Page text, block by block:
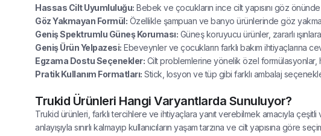
Hassas Cilt Uyumluluğu: Bebek ve çocukların ince cilt yapısını göz
Göz Yakmayan Formül: Özellikle şampuan ve banyo ürünlerinde göz
Geniş Spektrumlu Güneş Koruması: Güneş koruyucu ürünler, zararlı
Geniş Ürün Yelpazesi: Ebeveynler ve çocukların farklı bakım ihtiyaçlarına
Egzama Dostu Seçenekler: Cilt problemlerine yönelik özel
Pratik Kullanım Formatları: Stick, losyon ve tüp gibi farklı ambalaj
Trukid Ürünleri Hangi Varyantlarda Sunuluyor?
Trukid ürünleri, farklı tercihlere ve ihtiyaçlara yanıt verebilmek amacıyla
anlayışıyla sınırlı kalmayıp kullanıcıların yaşam tarzına ve cilt yapısına göre